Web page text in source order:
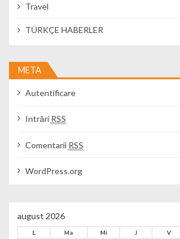
Travel
TÜRKÇE HABERLER
META
Autentificare
Intrări RSS
Comentarii RSS
WordPress.org
august 2026
L Ma Mi J V